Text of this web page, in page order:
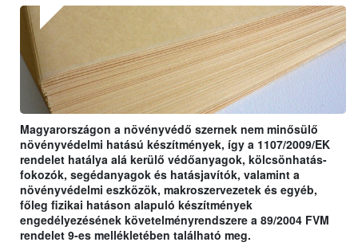
Magyarországon a növényvédő szernek nem minősülő
növényvédelmi hatású készítmények, így a 1107/2009/EK
rendelet hatálya alá kerülő védőanyagok, kölcsönhatás-
fokozók, segédanyagok és hatásjavítók, valamint a
növényvédelmi eszközök, makroszervezetek és egyéb,
főleg fizikai hatáson alapuló készítmények
engedélyezésének követelményrendszere a 89/2004 FVM
rendelet 9-es mellékletében található meg.